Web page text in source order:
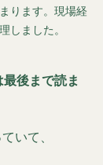
ります。現場経
しました。
後まで読ま
いて、